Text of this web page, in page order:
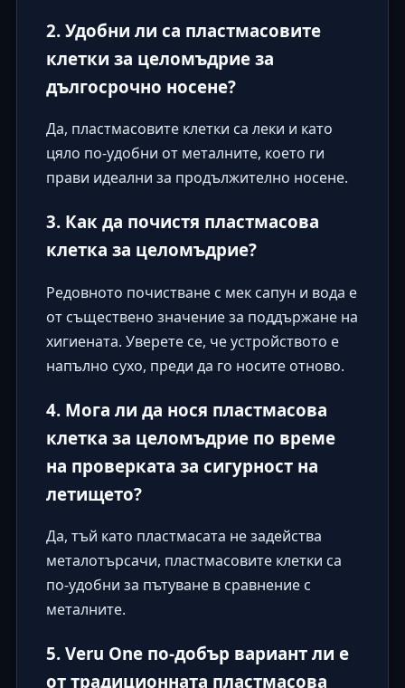
2. Удобни ли са пластмасовите
клетки за целомъдрие за
дългосрочно носене?
Да, пластмасовите клетки са леки и като
цяло по-удобни от металните, което ги
прави идеални за продължително носене.
3. Как да почистя пластмасова
клетка за целомъдрие?
Редовното почистване с мек сапун и вода е
от съществено значение за поддържане на
хигиената. Уверете се, че устройството е
напълно сухо, преди да го носите отново.
4. Мога ли да нося пластмасова
клетка за целомъдрие по време
на проверката за сигурност на
летището?
Да, тъй като пластмасата не задейства
металотърсачи, пластмасовите клетки са
по-удобни за пътуване в сравнение с
металните.
5. Veru One по-добър вариант ли е
от традиционната пластмасова